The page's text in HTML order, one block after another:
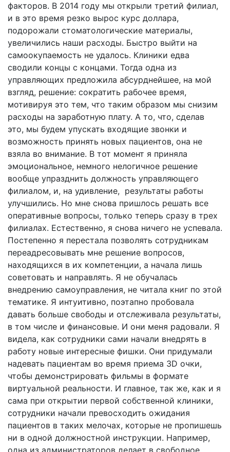
факторов. В 2014 году мы открыли третий филиал,
и в это время резко вырос курс доллара,
подорожали стоматологические материалы,
увеличились наши расходы. Быстро выйти на
самоокупаемость не удалось. Клиники едва
сводили концы с концами. Тогда одна из
управляющих предложила абсурднейшее, на мой
взгляд, решение: сократить рабочее время,
мотивируя это тем, что таким образом мы снизим
расходы на заработную плату. А то, что, сделав
это, мы будем упускать входящие звонки и
возможность принять новых пациентов, она не
взяла во внимание. В тот момент я приняла
эмоциональное, немного нелогичное решение
вообще упразднить должность управляющего
филиалом, и, на удивление, результаты работы
улучшились. Но мне снова пришлось решать все
оперативные вопросы, только теперь сразу в трех
филиалах. Естественно, я снова ничего не успевала.
Постепенно я перестала позволять сотрудникам
переадресовывать мне решение вопросов,
находящихся в их компетенции, а начала лишь
советовать и направлять. Я не обучалась
внедрению самоуправления, не читала книг по этой
тематике. Я интуитивно, поэтапно пробовала
давать больше свободы и отслеживала результаты,
в том числе и финансовые. И они меня радовали. Я
видела, как сотрудники сами начали внедрять в
работу новые интересные фишки. Они придумали
надевать пациентам во время приема 3D очки,
чтобы демонстрировать фильмы в формате
виртуальной реальности. И главное, так же, как и я
сама при открытии первой собственной клиники,
сотрудники начали превосходить ожидания
пациентов в таких мелочах, которые не пропишешь
ни в одной должностной инструкции. Например,